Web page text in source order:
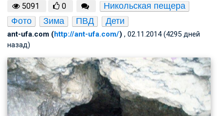
5091 0
Никольская пещера
Фото
Зима ПВД Дети
ant-ufa.com (http://ant-ufa.com/) , 02.11.2014 (4295 дней
назад)